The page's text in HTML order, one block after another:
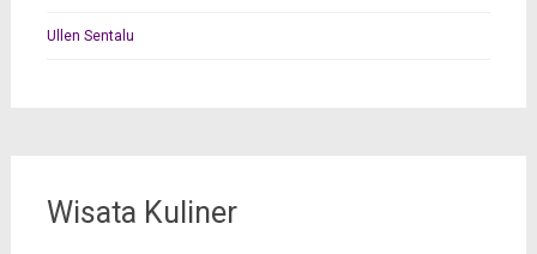
Ullen Sentalu
Wisata Kuliner